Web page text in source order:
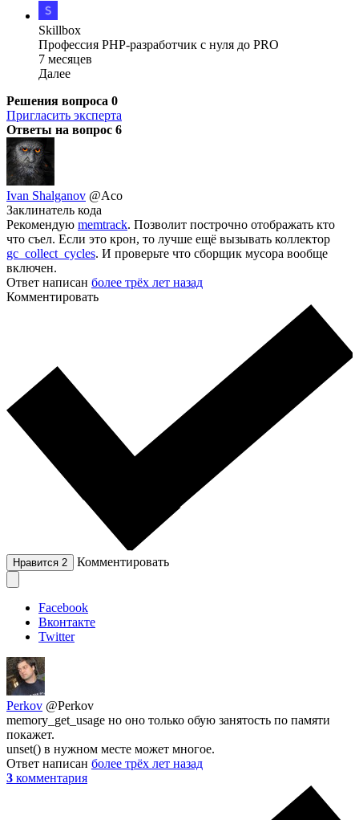
Skillbox
Профессия PHP-разработчик с нуля до PRO
7 месяцев
Далее
Решения вопроса 0
Пригласить эксперта
Ответы на вопрос 6
Ivan Shalganov @Aco
Заклинатель кода
Рекомендую memtrack. Позволит построчно отображать кто
что съел. Если это крон, то лучше ещё вызывать коллектор
gc_collect_cycles. И проверьте что сборщик мусора вообще
включен.
Ответ написан более трёх лет назад
Комментировать
Нравится 2 Комментировать
Facebook
Вконтакте
Twitter
Perkov @Perkov
memory_get_usage но оно только обую занятость по памяти
покажет.
unset() в нужном месте может многое.
Ответ написан более трёх лет назад
3 комментария